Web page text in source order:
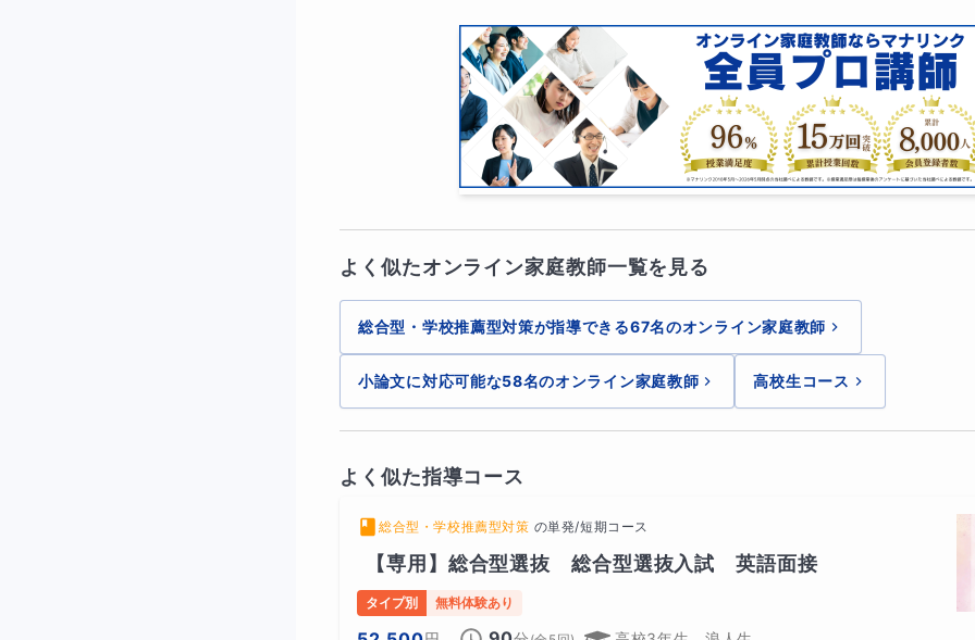
論理的思考を用いた解決策の検討
5.プレゼンテーションのスキル
プレゼンテーションの構成と作成
講座は、オンラインで行われるため、全国・各国どこからでも参加可能です。ま
教育系大学院に在籍しており、日本語と英語のバイリンガルであるため、英語教
す。
この講座は、海外での学術研究やビジネス活動に必要なスキルを身に付けたい方
処理・伝達能力を高めたい方に特におすすめです。
よく似たオンライン家庭教師一覧を見る
総合型・学校推薦型対策が指導できる67名のオンライン家庭教師
小論文に対応可能な58名のオンライン家庭教師 高校生コース
よく似た指導コース
総合型・学校推薦型対策 の単発/短期コース
【専用】総合型選抜　総合型選抜入試　英語面接
タイプ別 無料体験あり